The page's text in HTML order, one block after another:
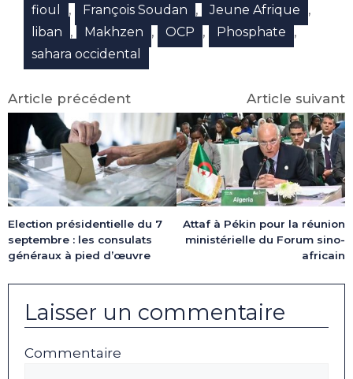
fioul , François Soudan , Jeune Afrique ,
liban , Makhzen , OCP , Phosphate ,
sahara occidental
Article précédent
Election présidentielle du 7
septembre : les consulats
généraux à pied d’œuvre
Article suivant
Attaf à Pékin pour la réunion
ministérielle du Forum sino-
africain
Laisser un commentaire
Commentaire